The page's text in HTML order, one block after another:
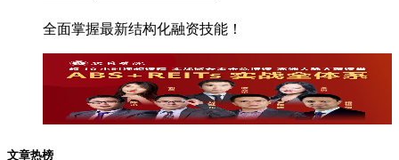
全面掌握最新结构化融资技能！
文章热榜